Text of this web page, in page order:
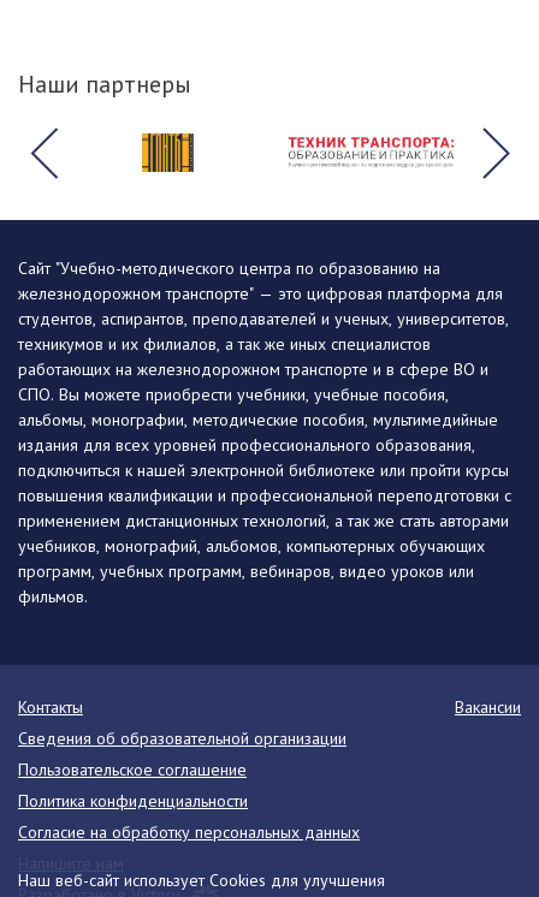
Наши партнеры
Наш веб-сайт использует Cookies для улучшения
Сайт "Учебно-методического центра по образованию на
железнодорожном транспорте" — это цифровая платформа для
студентов, аспирантов, преподавателей и ученых, университетов,
техникумов и их филиалов, а так же иных специалистов
работающих на железнодорожном транспорте и в сфере ВО и
СПО. Вы можете приобрести учебники, учебные пособия,
альбомы, монографии, методические пособия, мультимедийные
издания для всех уровней профессионального образования,
подключиться к нашей электронной библиотеке или пройти курсы
повышения квалификации и профессиональной переподготовки с
применением дистанционных технологий, а так же стать авторами
учебников, монографий, альбомов, компьютерных обучающих
программ, учебных программ, вебинаров, видео уроков или
фильмов.
Контакты
Вакансии
Сведения об образовательной организации
Пользовательское соглашение
Политика конфиденциальности
Согласие на обработку персональных данных